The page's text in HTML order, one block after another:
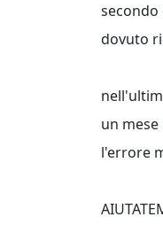
secondo
dovuto
un
l'errore